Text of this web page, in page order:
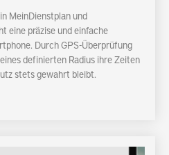
MeinDienstplan und
eine präzise und einfache
Durch GPS-Überprüfung
definierten Radius ihre Zeiten
stets gewahrt bleibt.